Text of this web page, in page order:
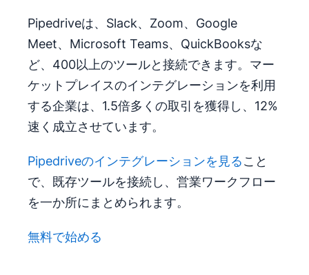
Pipedriveは、Slack、Zoom、Google
Meet、Microsoft Teams、QuickBooksな
ど、400以上のツールと接続できます。マー
ケットプレイスのインテグレーションを利用
する企業は、1.5倍多くの取引を獲得し、12%
速く成立させています。
Pipedriveのインテグレーションを見ること
で、既存ツールを接続し、営業ワークフロー
を一か所にまとめられます。
無料で始める